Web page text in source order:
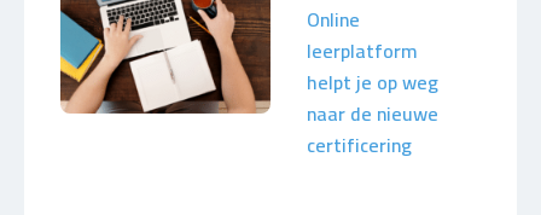
Online
leerplatform
helpt je op weg
naar de nieuwe
certificering